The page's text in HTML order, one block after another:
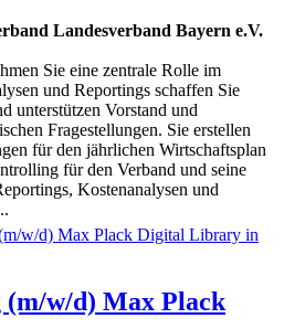
Landesverband Bayern e.V.
Sie eine zentrale Rolle im
und Reportings schaffen Sie
unterstützen Vorstand und
Fragestellungen. Sie erstellen
für den jährlichen Wirtschaftsplan
für den Verband und seine
Kostenanalysen und
w/d) Max Plack